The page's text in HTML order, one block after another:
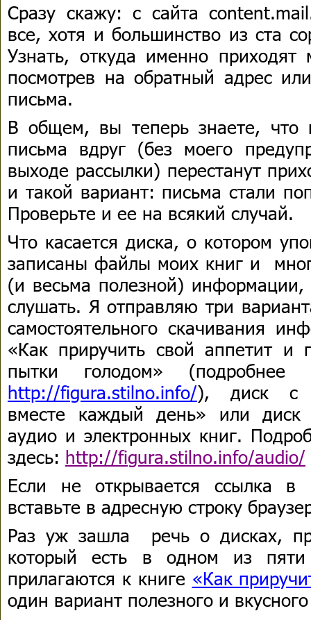
Сразу скажу: с сайта
все, хотя и большинство из ста
Узнать, откуда именно
посмотрев на обратный адрес
письма.
В общем, вы теперь знаете, что
письма вдруг (без моего
выходе рассылки) перестанут
и такой вариант: письма стали
Проверьте и ее на всякий случай.
Что касается диска, о котором
записаны файлы моих книг и
(и весьма полезной)
слушать. Я отправляю три
самостоятельного скачивания
«Как приручить свой аппетит и
пытки голодом» (подробнее
http://figura.stilno.info/), диск с
вместе каждый день» или
аудио и электронных книг.
здесь: http://figura.stilno.info/audio/
Если не открывается ссылка в
вставьте в адресную строку
Раз уж зашла речь о дисках,
который есть в одном из
прилагаются к книге «Как
один вариант полезного и